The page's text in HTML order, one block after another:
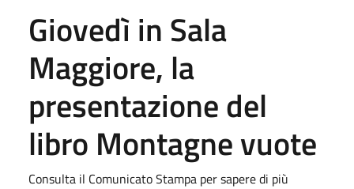
Giovedì in Sala
Maggiore, la
presentazione del
libro Montagne vuote
Consulta il Comunicato Stampa per sapere di più